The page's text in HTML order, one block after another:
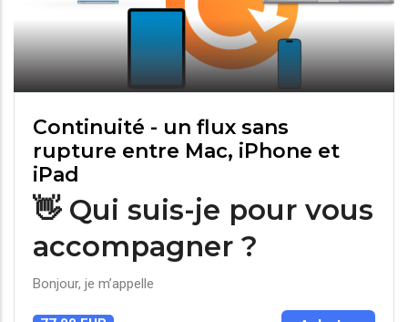
Continuité - un flux sans
rupture entre Mac, iPhone et
iPad
👋 Qui suis-je pour vous
accompagner ?
Bonjour, je m’appelle